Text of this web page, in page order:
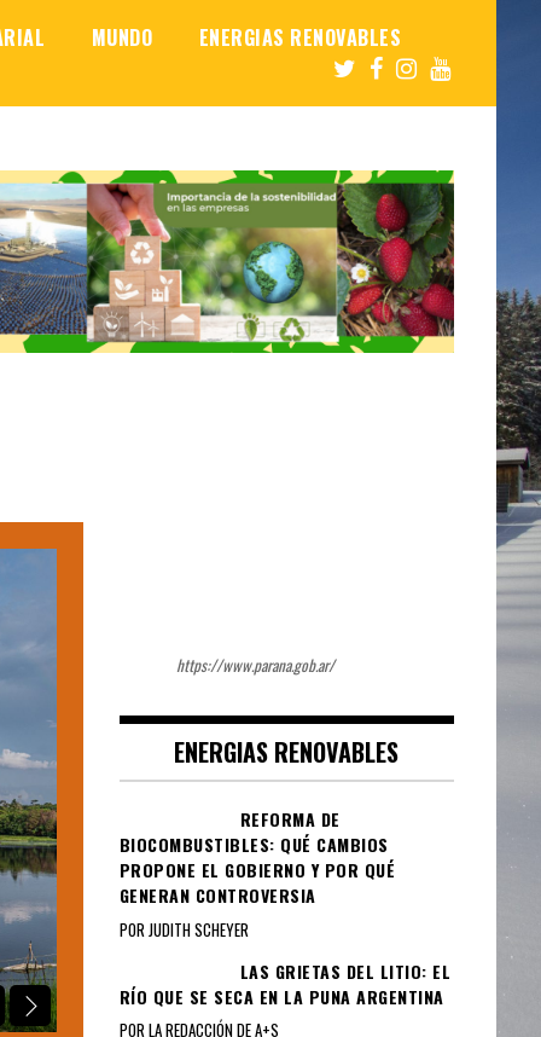
MUNDO ENERGIAS RENOVABLES
ACCIONES SUSTENTABLES
https://www.parana.gob.ar/
ENERGIAS RENOVABLES
REFORMA DE
BIOCOMBUSTIBLES: QUÉ CAMBIOS
PROPONE EL GOBIERNO Y POR QUÉ
GENERAN CONTROVERSIA
POR JUDITH SCHEYER
LAS GRIETAS DEL LITIO: EL
RÍO QUE SE SECA EN LA PUNA ARGENTINA
POR LA REDACCIÓN DE A+S